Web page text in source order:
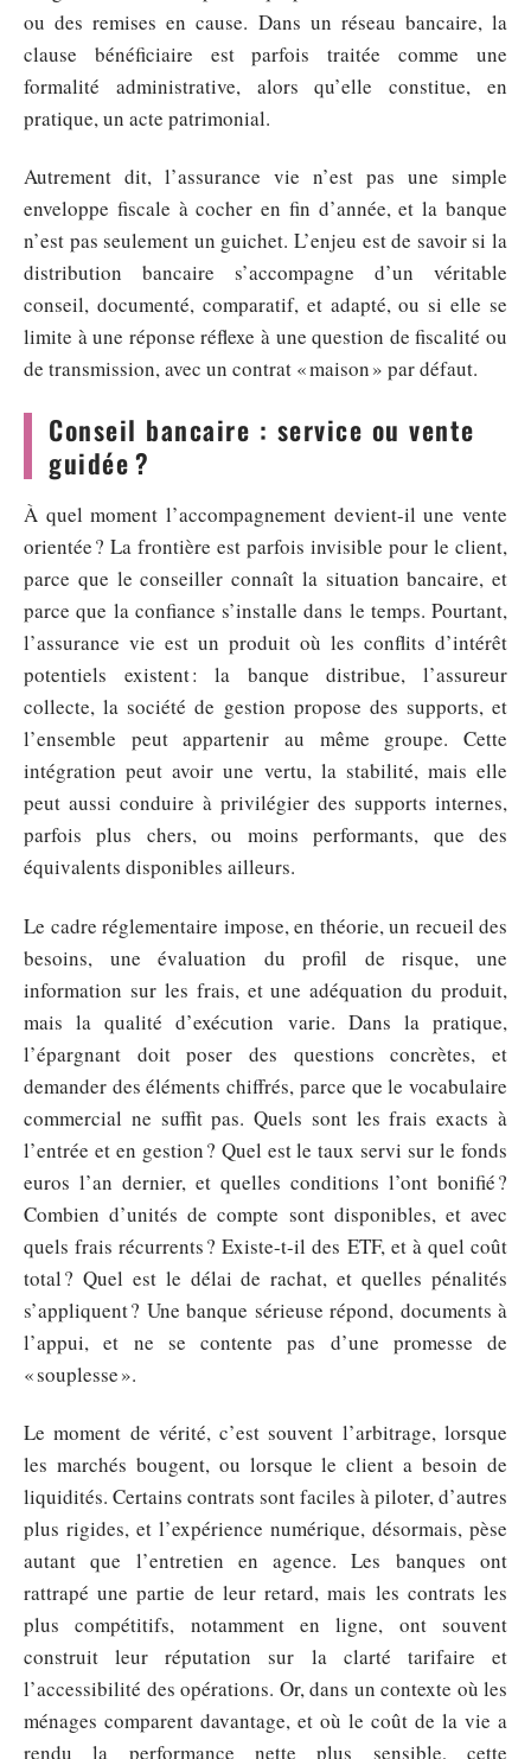
ou des remises en cause. Dans un réseau bancaire, la
clause bénéficiaire est parfois traitée comme une
formalité administrative, alors qu’elle constitue, en
pratique, un acte patrimonial.
Autrement dit, l’assurance vie n’est pas une simple
enveloppe fiscale à cocher en fin d’année, et la banque
n’est pas seulement un guichet. L’enjeu est de savoir si la
distribution bancaire s’accompagne d’un véritable
conseil, documenté, comparatif, et adapté, ou si elle se
limite à une réponse réflexe à une question de fiscalité ou
de transmission, avec un contrat « maison » par défaut.
Conseil bancaire : service ou vente
guidée ?
À quel moment l’accompagnement devient-il une vente
orientée ? La frontière est parfois invisible pour le client,
parce que le conseiller connaît la situation bancaire, et
parce que la confiance s’installe dans le temps. Pourtant,
l’assurance vie est un produit où les conflits d’intérêt
potentiels existent : la banque distribue, l’assureur
collecte, la société de gestion propose des supports, et
l’ensemble peut appartenir au même groupe. Cette
intégration peut avoir une vertu, la stabilité, mais elle
peut aussi conduire à privilégier des supports internes,
parfois plus chers, ou moins performants, que des
équivalents disponibles ailleurs.
Le cadre réglementaire impose, en théorie, un recueil des
besoins, une évaluation du profil de risque, une
information sur les frais, et une adéquation du produit,
mais la qualité d’exécution varie. Dans la pratique,
l’épargnant doit poser des questions concrètes, et
demander des éléments chiffrés, parce que le vocabulaire
commercial ne suffit pas. Quels sont les frais exacts à
l’entrée et en gestion ? Quel est le taux servi sur le fonds
euros l’an dernier, et quelles conditions l’ont bonifié ?
Combien d’unités de compte sont disponibles, et avec
quels frais récurrents ? Existe-t-il des ETF, et à quel coût
total ? Quel est le délai de rachat, et quelles pénalités
s’appliquent ? Une banque sérieuse répond, documents à
l’appui, et ne se contente pas d’une promesse de
« souplesse ».
Le moment de vérité, c’est souvent l’arbitrage, lorsque
les marchés bougent, ou lorsque le client a besoin de
liquidités. Certains contrats sont faciles à piloter, d’autres
plus rigides, et l’expérience numérique, désormais, pèse
autant que l’entretien en agence. Les banques ont
rattrapé une partie de leur retard, mais les contrats les
plus compétitifs, notamment en ligne, ont souvent
construit leur réputation sur la clarté tarifaire et
l’accessibilité des opérations. Or, dans un contexte où les
ménages comparent davantage, et où le coût de la vie a
rendu la performance nette plus sensible, cette